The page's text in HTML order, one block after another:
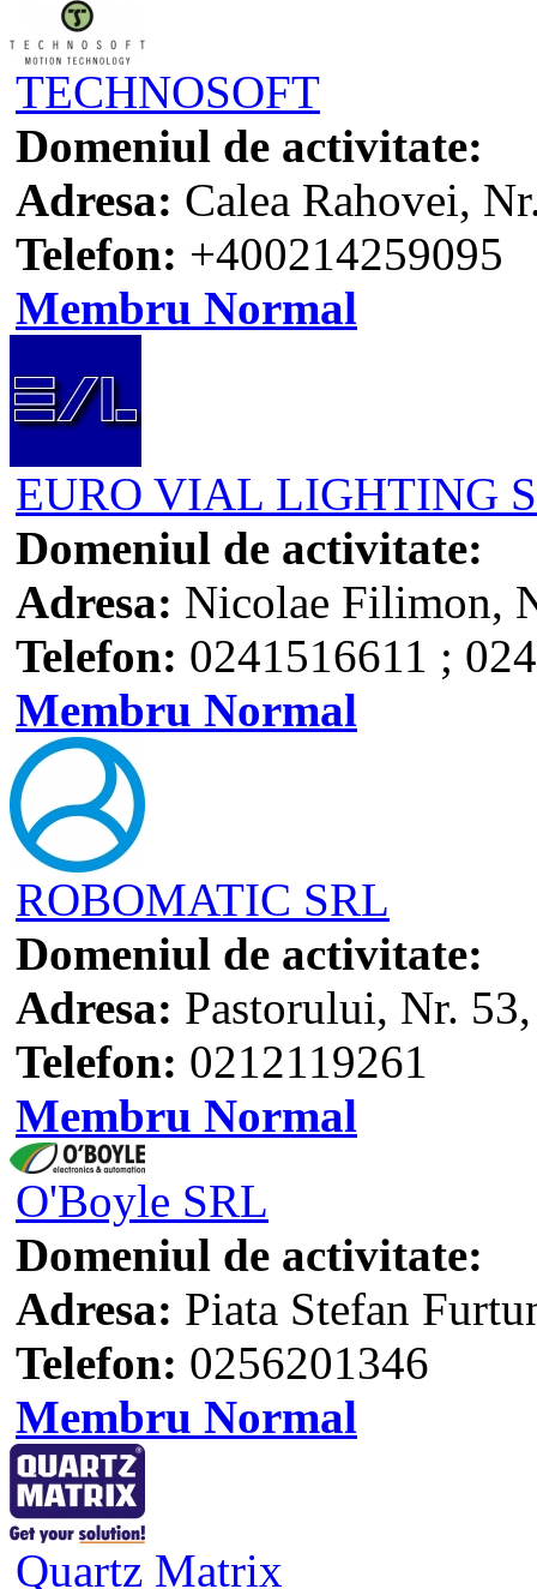
TECHNOSOFT
Domeniul de activitate:
Adresa: Calea Rahovei,
Telefon: +400214259095
Membru Normal
EURO VIAL LIGHTING
Domeniul de activitate:
Adresa: Nicolae Filimon,
Telefon: 0241516611 ;
Membru Normal
ROBOMATIC SRL
Domeniul de activitate:
Adresa: Pastorului, Nr.
Telefon: 0212119261
Membru Normal
O'Boyle SRL
Domeniul de activitate:
Adresa: Piata Stefan
Telefon: 0256201346
Membru Normal
Quartz Matrix